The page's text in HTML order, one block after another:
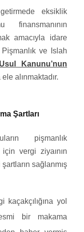
eksiklik
finansmanının
amacıyla idare
ve Islah
Kanunu’nun
alınmaktadır.
Şartları
pişmanlık
vergi ziyaının
sağlanmış
kaçakçılığına yol
bir makama